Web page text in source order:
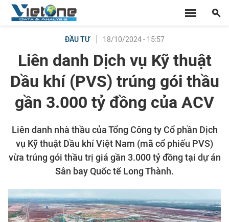
ĐẦU TƯ 18/10/2024 - 15:57
Liên danh Dịch vụ Kỹ thuật
Dầu khí (PVS) trúng gói thầu
gần 3.000 tỷ đồng của ACV
Liên danh nhà thầu của Tổng Công ty Cổ phần Dịch
vụ Kỹ thuật Dầu khí Việt Nam (mã cổ phiếu PVS)
vừa trúng gói thầu trị giá gần 3.000 tỷ đồng tại dự án
Sân bay Quốc tế Long Thành.